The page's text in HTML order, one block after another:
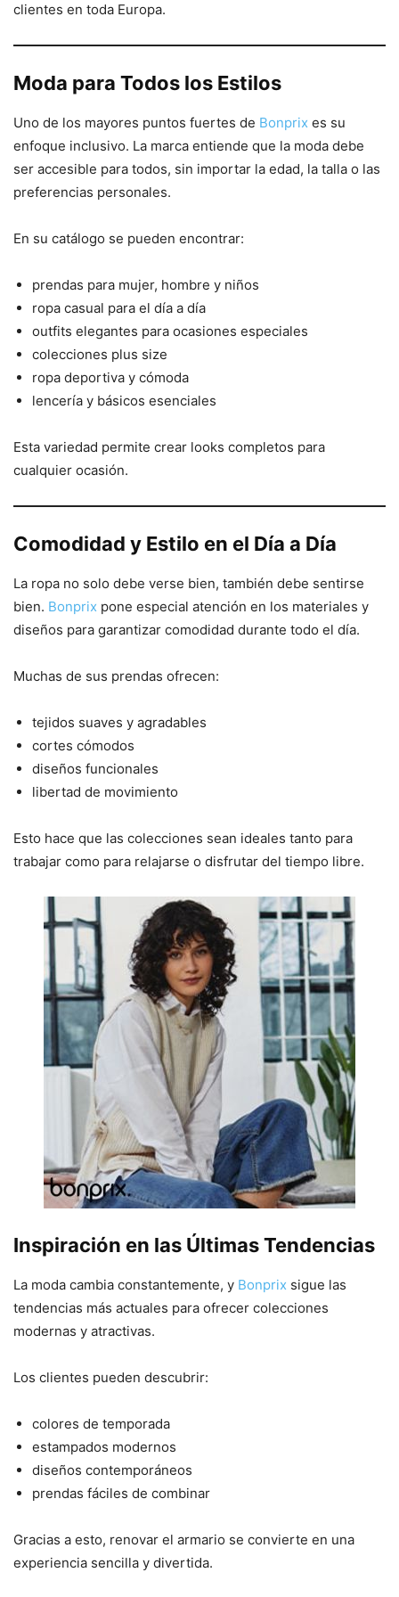
clientes en toda Europa.
Moda para Todos los Estilos
Uno de los mayores puntos fuertes de Bonprix es su
enfoque inclusivo. La marca entiende que la moda debe
ser accesible para todos, sin importar la edad, la talla o las
preferencias personales.
En su catálogo se pueden encontrar:
prendas para mujer, hombre y niños
ropa casual para el día a día
outfits elegantes para ocasiones especiales
colecciones plus size
ropa deportiva y cómoda
lencería y básicos esenciales
Esta variedad permite crear looks completos para
cualquier ocasión.
Comodidad y Estilo en el Día a Día
La ropa no solo debe verse bien, también debe sentirse
bien. Bonprix pone especial atención en los materiales y
diseños para garantizar comodidad durante todo el día.
Muchas de sus prendas ofrecen:
tejidos suaves y agradables
cortes cómodos
diseños funcionales
libertad de movimiento
Esto hace que las colecciones sean ideales tanto para
trabajar como para relajarse o disfrutar del tiempo libre.
Inspiración en las Últimas Tendencias
La moda cambia constantemente, y Bonprix sigue las
tendencias más actuales para ofrecer colecciones
modernas y atractivas.
Los clientes pueden descubrir:
colores de temporada
estampados modernos
diseños contemporáneos
prendas fáciles de combinar
Gracias a esto, renovar el armario se convierte en una
experiencia sencilla y divertida.